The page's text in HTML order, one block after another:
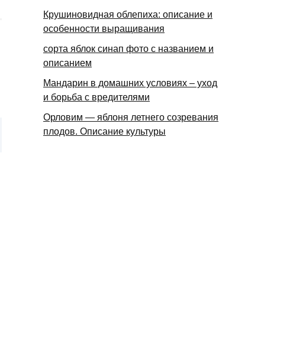
Крушиновидная облепиха: описание и
особенности выращивания
сорта яблок синап фото с названием и
описанием
Мандарин в домашних условиях – уход
и борьба с вредителями
Орловим — яблоня летнего созревания
плодов. Описание культуры